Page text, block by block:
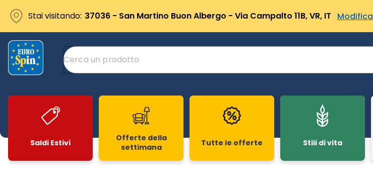
Stai visitando: 37036 - San Martino Buon Albergo - Via Campalto 11B, VR, IT Modifica
Saldi Estivi
Offerte della
settimana
Tutte le offerte Stili di vita